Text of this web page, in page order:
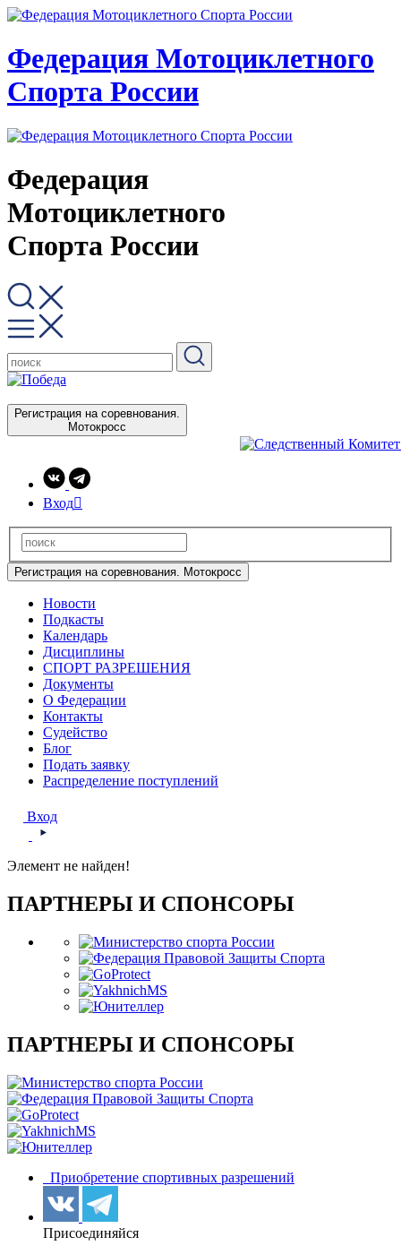
Федерация Мотоциклетного
Спорта России
Федерация
Мотоциклетного
Спорта России
Регистрация на соревнования.
Мотокросс
Вход
Регистрация на соревнования. Мотокросс
Новости
Подкасты
Календарь
Дисциплины
СПОРТ РАЗРЕШЕНИЯ
Документы
О Федерации
Контакты
Судейство
Блог
Подать заявку
Распределение поступлений
Вход
Элемент не найден!
ПАРТНЕРЫ И СПОНСОРЫ
ПАРТНЕРЫ И СПОНСОРЫ
Приобретение спортивных разрешений
Присоединяйся